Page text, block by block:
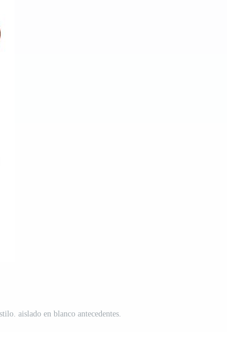
aislado en blanco antecedentes.